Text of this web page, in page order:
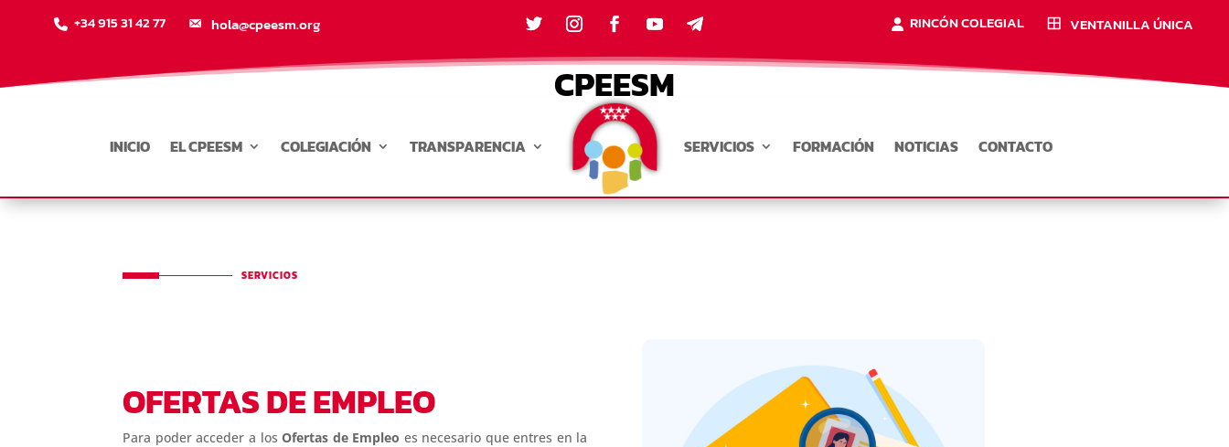
+34 915 31 42 77 hola@cpeesm.org RINCÓN COLEGIAL VENTANILLA ÚNICA
CPEESM
INICIO EL CPEESM COLEGIACIÓN TRANSPARENCIA SERVICIOS FORMACIÓN NOTICIAS CONTACTO
SERVICIOS
OFERTAS DE EMPLEO
Para poder acceder a los Ofertas de Empleo es necesario que entres en la